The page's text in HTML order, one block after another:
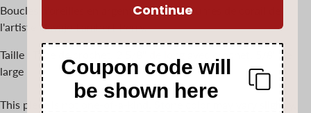
Boucles d'oreilles en argent sterling et plumes de corail de
l'artiste Navajo Lambert Perry.
Taille : Type de crochet, 2 5/8" de long avec crochet, 5/8" de
large
This piece is not one-of-a-kind. Stone color may vary slightly.
Continue
Coupon code will
be shown here